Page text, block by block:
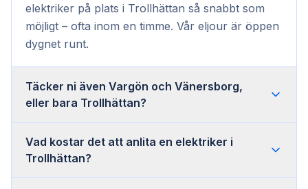
elektriker på plats i Trollhättan så snabbt som
möjligt – ofta inom en timme. Vår eljour är öppen
dygnet runt.
Täcker ni även Vargön och Vänersborg,
eller bara Trollhättan?
Vad kostar det att anlita en elektriker i
Trollhättan?